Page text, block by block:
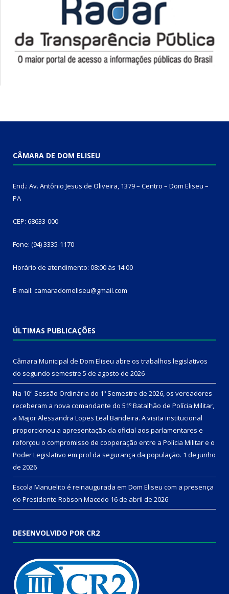
CÂMARA DE DOM ELISEU
End.: Av. Antônio Jesus de Oliveira, 1379 – Centro – Dom Eliseu –
PA
CEP: 68633-000
Fone: (94) 3335-1170
Horário de atendimento: 08:00 às 14:00
E-mail: camaradomeliseu@gmail.com
ÚLTIMAS PUBLICAÇÕES
Câmara Municipal de Dom Eliseu abre os trabalhos legislativos
do segundo semestre 5 de agosto de 2026
Na 10ª Sessão Ordinária do 1º Semestre de 2026, os vereadores
receberam a nova comandante do 51º Batalhão de Polícia Militar,
a Major Alessandra Lopes Leal Bandeira. A visita institucional
proporcionou a apresentação da oficial aos parlamentares e
reforçou o compromisso de cooperação entre a Polícia Militar e o
Poder Legislativo em prol da segurança da população. 1 de junho
de 2026
Escola Manuelito é reinaugurada em Dom Eliseu com a presença
do Presidente Robson Macedo 16 de abril de 2026
DESENVOLVIDO POR CR2